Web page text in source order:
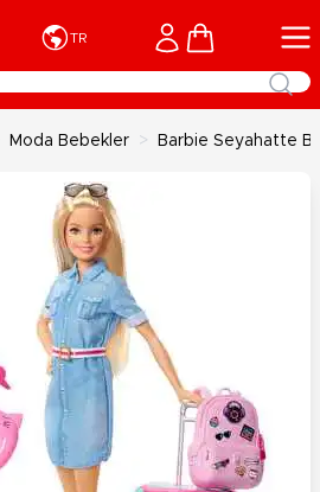
TR Cart
Moda Bebekler > Barbie Seyahatte